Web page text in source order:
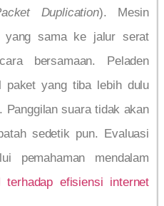
Duplication). Mesin
yang sama ke jalur serat
bersamaan. Peladen
paket yang tiba lebih dulu
Panggilan suara tidak akan
sedetik pun. Evaluasi
pemahaman mendalam
terhadap efisiensi internet